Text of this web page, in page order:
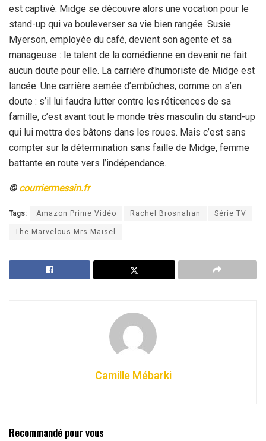
est captivé. Midge se découvre alors une vocation pour le
stand-up qui va bouleverser sa vie bien rangée. Susie
Myerson, employée du café, devient son agente et sa
manageuse : le talent de la comédienne en devenir ne fait
aucun doute pour elle. La carrière d’humoriste de Midge est
lancée. Une carrière semée d’embûches, comme on s’en
doute : s’il lui faudra lutter contre les réticences de sa
famille, c’est avant tout le monde très masculin du stand-up
qui lui mettra des bâtons dans les roues. Mais c’est sans
compter sur la détermination sans faille de Midge, femme
battante en route vers l’indépendance.
© courriermessin.fr
Tags: Amazon Prime Vidéo Rachel Brosnahan
Série TV
The Marvelous Mrs Maisel
Camille Mébarki
Recommandé pour vous